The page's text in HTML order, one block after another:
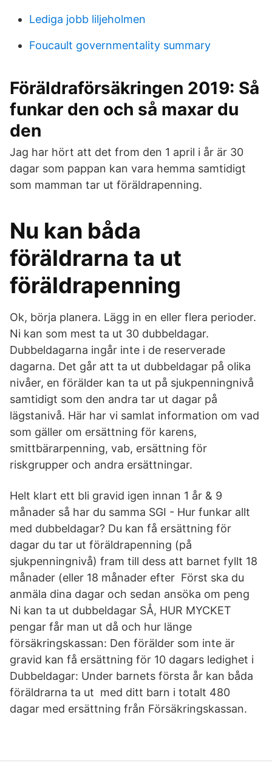
Lediga jobb liljeholmen
Foucault governmentality summary
Föräldraförsäkringen 2019: Så
funkar den och så maxar du
den
Jag har hört att det from den 1 april i år är 30
dagar som pappan kan vara hemma samtidigt
som mamman tar ut föräldrapenning.
Nu kan båda
föräldrarna ta ut
föräldrapenning
Ok, börja planera. Lägg in en eller flera perioder.
Ni kan som mest ta ut 30 dubbeldagar.
Dubbeldagarna ingår inte i de reserverade
dagarna. Det går att ta ut dubbeldagar på olika
nivåer, en förälder kan ta ut på sjukpenningnivå
samtidigt som den andra tar ut dagar på
lägstanivå. Här har vi samlat information om vad
som gäller om ersättning för karens,
smittbärarpenning, vab, ersättning för
riskgrupper och andra ersättningar.
Helt klart ett bli gravid igen innan 1 år & 9
månader så har du samma SGI - Hur funkar allt
med dubbeldagar? Du kan få ersättning för
dagar du tar ut föräldrapenning (på
sjukpenningnivå) fram till dess att barnet fyllt 18
månader (eller 18 månader efter Först ska du
anmäla dina dagar och sedan ansöka om peng
Ni kan ta ut dubbeldagar SÅ, HUR MYCKET
pengar får man ut då och hur länge
försäkringskassan: Den förälder som inte är
gravid kan få ersättning för 10 dagars ledighet i
Dubbeldagar: Under barnets första år kan båda
föräldrarna ta ut med ditt barn i totalt 480
dagar med ersättning från Försäkringskassan.